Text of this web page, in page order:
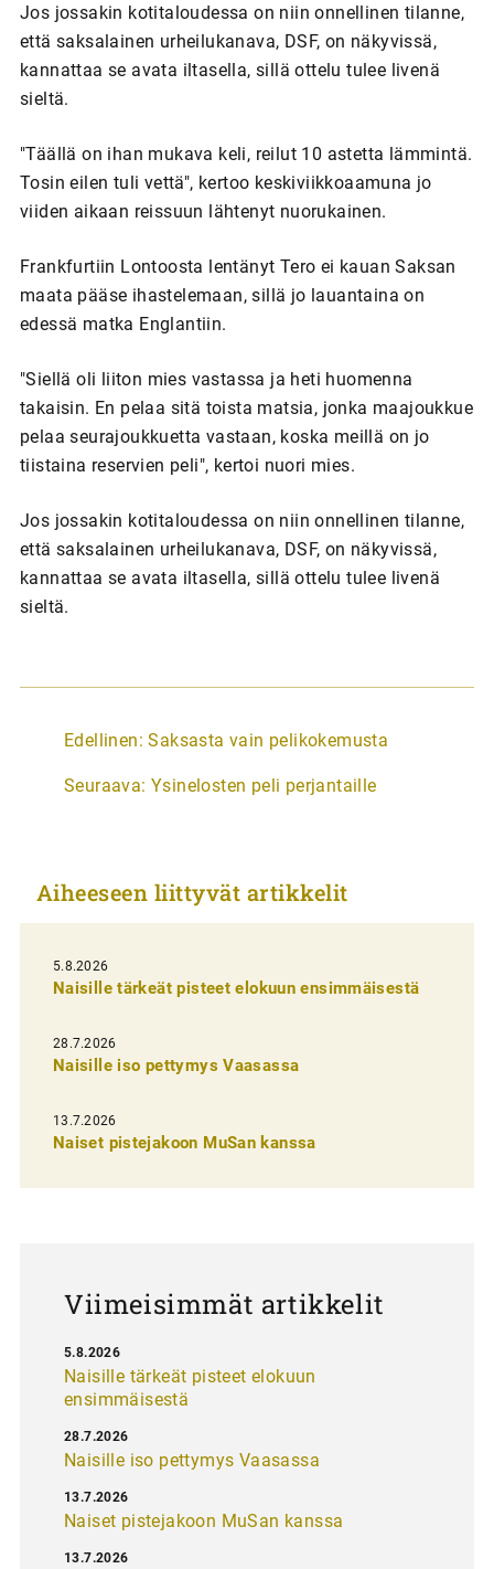
Jos jossakin kotitaloudessa on niin onnellinen tilanne,
että saksalainen urheilukanava, DSF, on näkyvissä,
kannattaa se avata iltasella, sillä ottelu tulee livenä
sieltä.
"Täällä on ihan mukava keli, reilut 10 astetta lämmintä.
Tosin eilen tuli vettä", kertoo keskiviikkoaamuna jo
viiden aikaan reissuun lähtenyt nuorukainen.
Frankfurtiin Lontoosta lentänyt Tero ei kauan Saksan
maata pääse ihastelemaan, sillä jo lauantaina on
edessä matka Englantiin.
"Siellä oli liiton mies vastassa ja heti huomenna
takaisin. En pelaa sitä toista matsia, jonka maajoukkue
pelaa seurajoukkuetta vastaan, koska meillä on jo
tiistaina reservien peli", kertoi nuori mies.
Jos jossakin kotitaloudessa on niin onnellinen tilanne,
että saksalainen urheilukanava, DSF, on näkyvissä,
kannattaa se avata iltasella, sillä ottelu tulee livenä
sieltä.
A
t
k
e
l
i
e
n
e
Edellinen: Saksasta vain pelikokemusta
Seuraava: Ysinelosten peli perjantaille
Aiheeseen liittyvät artikkelit
5.8.2026
Naisille tärkeät pisteet elokuun ensimmäisestä
28.7.2026
Naisille iso pettymys Vaasassa
13.7.2026
Naiset pistejakoon MuSan kanssa
Viimeisimmät artikkelit
Naisille tärkeät pisteet elokuun
ensimmäisestä
5.8.2026
Naisille iso pettymys Vaasassa
28.7.2026
Naiset pistejakoon MuSan kanssa
13.7.2026
13.7.2026